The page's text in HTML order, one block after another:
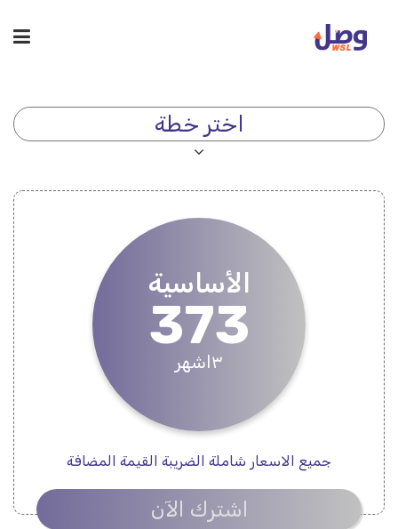
اختر خطة
الأساسية
373
٣اشهر
جميع الاسعار شاملة الضريبة القيمة المضافة
اشترك الآن